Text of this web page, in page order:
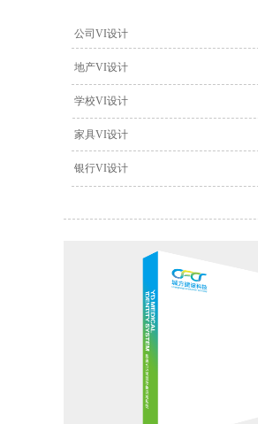
公司VI设计
地产VI设计
学校VI设计
家具VI设计
银行VI设计